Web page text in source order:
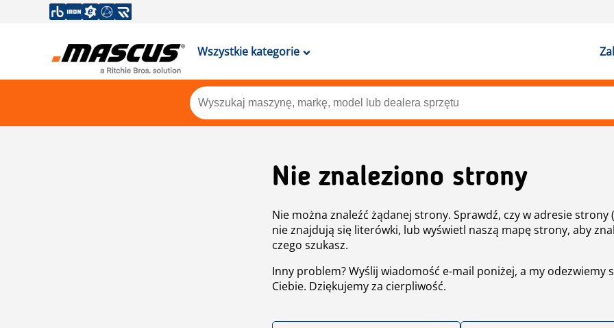
Wszystkie kategorie
Nie znaleziono strony
Nie można znaleźć żądanej strony. Sprawdź, czy w adresie strony
nie znajdują się literówki, lub wyświetl naszą mapę strony, aby
czego szukasz.
Inny problem? Wyślij wiadomość e-mail poniżej, a my odezwiemy
Ciebie. Dziękujemy za cierpliwość.